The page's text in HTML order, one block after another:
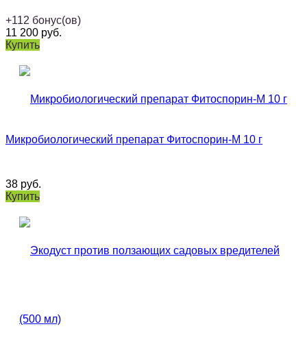
+112 бонус(ов)
11 200 руб.
Купить
Микробиологический препарат Фитоспорин-М 10 г
38 руб.
Купить